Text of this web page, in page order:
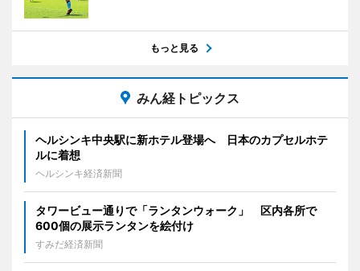
もっと見る
みん経トピックス
ヘルシンキ中央駅に新ホテル登場へ 日本のカプセルホテ
ルに着想
ヘルシンキ経済新聞
タワービュー通りで「ランタンウォーク」 区内各所で
600個の展示ランタンを絵付け
すみだ経済新聞